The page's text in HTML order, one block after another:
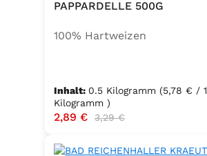
PAPPARDELLE 500G
100% Hartweizen
Inhalt: 0.5 Kilogramm (5,78 € / 1
Kilogramm )
Verkaufspreis:
2,89 € Regulärer Preis:
3,29 €